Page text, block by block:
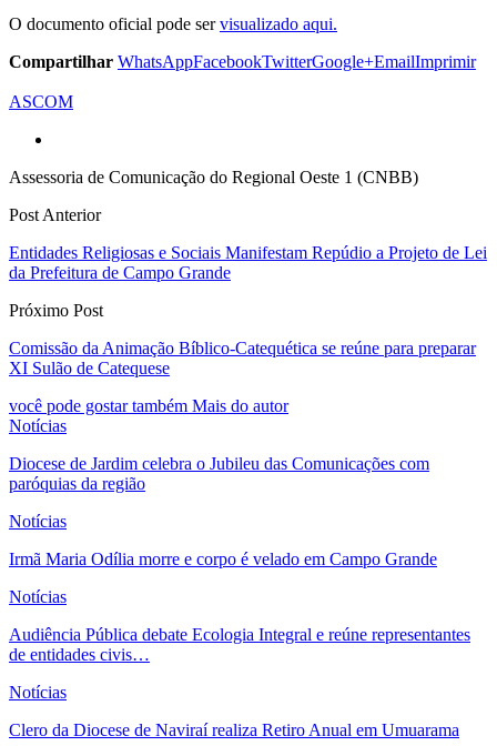
O documento oficial pode servisualizado aqui.
Compartilhar WhatsAppFacebookTwitterGoogle+EmailImprimir
ASCOM
Assessoria de Comunicação do Regional Oeste 1 (CNBB)
Post Anterior
Entidades Religiosas e Sociais Manifestam Repúdio a Projeto de Lei
da Prefeitura de Campo Grande
Próximo Post
Comissão da Animação Bíblico-Catequética se reúne para preparar
XI Sulão de Catequese
você pode gostar também Mais do autor
Notícias
Diocese de Jardim celebra o Jubileu das Comunicações com
paróquias da região
Notícias
Irmã Maria Odília morre e corpo é velado em Campo Grande
Notícias
Audiência Pública debate Ecologia Integral e reúne representantes
de entidades civis…
Notícias
Clero da Diocese de Naviraí realiza Retiro Anual em Umuarama